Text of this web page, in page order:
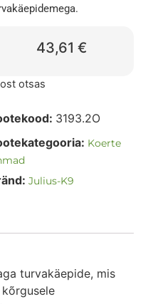
43,61 €
otsas
3193.2O
Koerte
Julius-K9
turvakäepide, mis